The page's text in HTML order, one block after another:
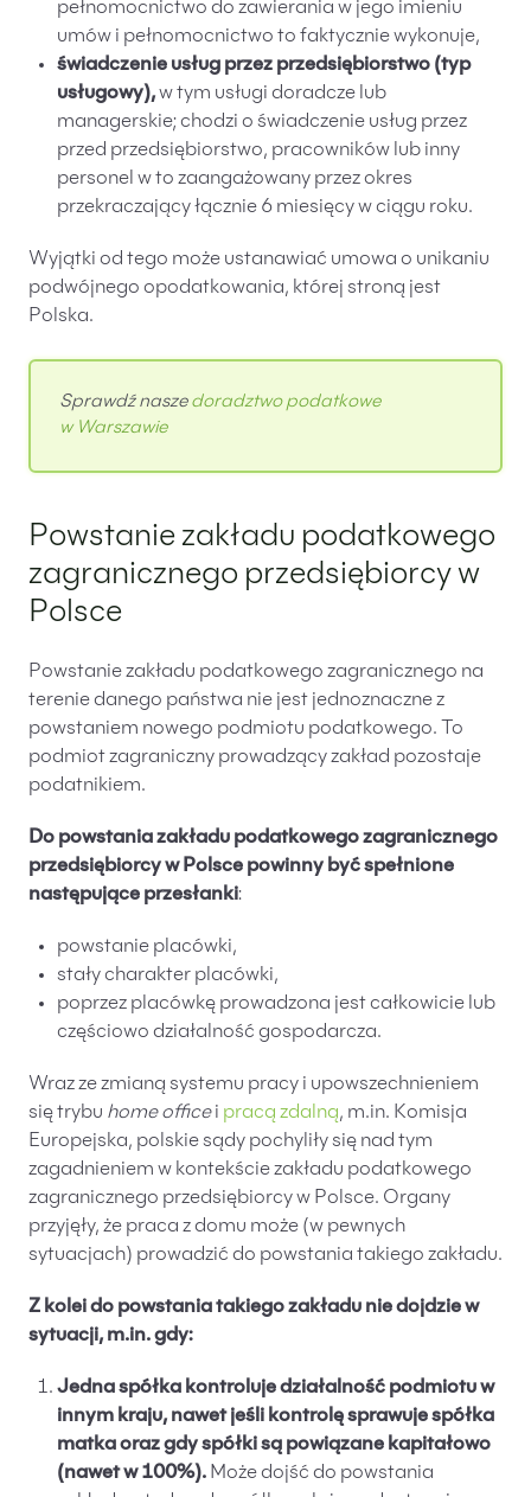
pełnomocnictwo do zawierania w jego imieniu
umów i pełnomocnictwo to faktycznie wykonuje,
świadczenie usług przez przedsiębiorstwo (typ
usługowy),w tym usługi doradcze lub
managerskie; chodzi o świadczenie usług przez
przed przedsiębiorstwo, pracowników lub inny
personel w to zaangażowany przez okres
przekraczający łącznie 6 miesięcy w ciągu roku.
Wyjątki od tego może ustanawiać umowa o unikaniu
podwójnego opodatkowania, której stroną jest
Polska.
Sprawdź nasze doradztwo podatkowe
w Warszawie
Powstanie zakładu podatkowego
zagranicznego przedsiębiorcy w
Polsce
Powstanie zakładu podatkowego zagranicznego na
terenie danego państwa nie jest jednoznaczne z
powstaniem nowego podmiotu podatkowego. To
podmiot zagraniczny prowadzący zakład pozostaje
podatnikiem.
Do powstania zakładu podatkowego zagranicznego
przedsiębiorcy w Polsce powinny być spełnione
następujące przesłanki:
powstanie placówki,
stały charakter placówki,
poprzez placówkę prowadzona jest całkowicie lub
częściowo działalność gospodarcza.
Wraz ze zmianą systemu pracy i upowszechnieniem
się trybu home officei pracą zdalną, m.in. Komisja
Europejska, polskie sądy pochyliły się nad tym
zagadnieniem w kontekście zakładu podatkowego
zagranicznego przedsiębiorcy w Polsce. Organy
przyjęły, że praca z domu może (w pewnych
sytuacjach) prowadzić do powstania takiego zakładu.
Z kolei do powstania takiego zakładu nie dojdzie w
sytuacji, m.in. gdy:
Jedna spółka kontroluje działalność podmiotu w
innym kraju, nawet jeśli kontrolę sprawuje spółka
matka oraz gdy spółki są powiązane kapitałowo
(nawet w 100%). Może dojść do powstania